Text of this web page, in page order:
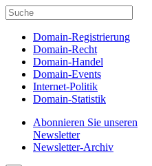
Domain-Registrierung
Domain-Recht
Domain-Handel
Domain-Events
Internet-Politik
Domain-Statistik
Abonnieren Sie unseren
Newsletter
Newsletter-Archiv